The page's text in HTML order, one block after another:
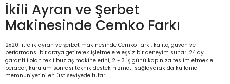
İkili Ayran ve Şerbet
Makinesinde Cemko Farkı
2x20 litrelik ayran ve şerbet makinesinde Cemko Farkı, kalite, güven ve
performansı bir araya getirerek işletmelere eşsiz bir deneyim sunar. 24 ay
garantili olan tekli buzlaş makinelerini, 2 - 3 iş günü kapınıza teslim etmekle
beraber, kurulum sonrası teknik destek hizmeti sağlayarak da kullanıcı
memnuniyetini en üst seviyede tutar.